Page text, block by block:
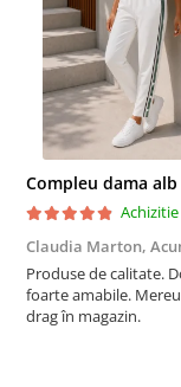
Claudia Marton,
Produse de calitate. Doamnele
foarte amabile.
drag în magazin.